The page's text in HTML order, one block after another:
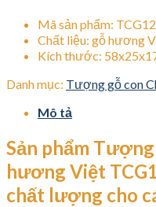
Mã sản phẩm: TCG12
Chất liệu: gỗ hương
Kích thước:
Danh mục: Tượng gỗ con
Mô tả
Sản phẩm
hương Việt
chất lượng cho